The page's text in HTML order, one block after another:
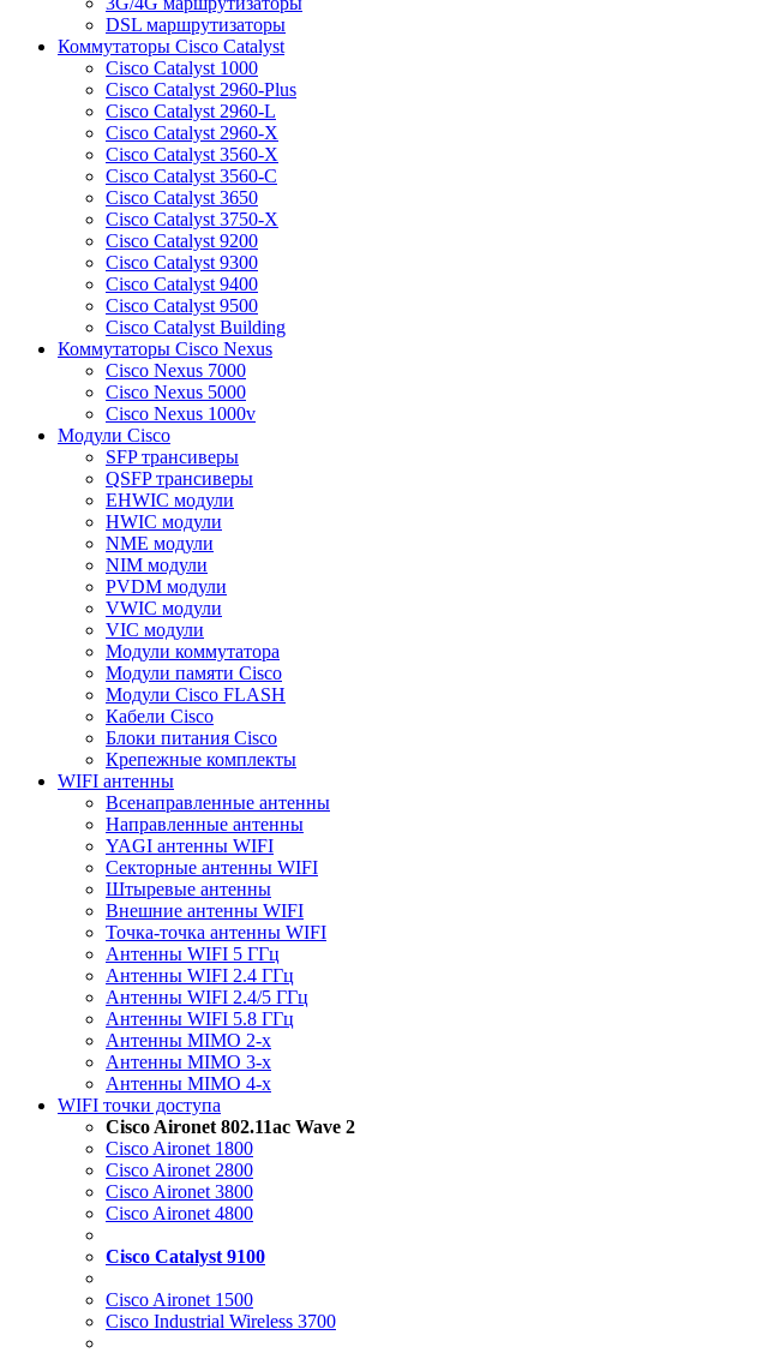
DSL маршрутизаторы
Коммутаторы Cisco Catalyst
Cisco Catalyst 1000
Cisco Catalyst 2960-Plus
Cisco Catalyst 2960-L
Cisco Catalyst 2960-X
Cisco Catalyst 3560-X
Cisco Catalyst 3560-C
Cisco Catalyst 3650
Cisco Catalyst 3750-X
Cisco Catalyst 9200
Cisco Catalyst 9300
Cisco Catalyst 9400
Cisco Catalyst 9500
Cisco Catalyst Building
Коммутаторы Cisco Nexus
Cisco Nexus 7000
Cisco Nexus 5000
Cisco Nexus 1000v
Модули Cisco
SFP трансиверы
QSFP трансиверы
EHWIC модули
HWIC модули
NME модули
NIM модули
PVDM модули
VWIC модули
VIC модули
Модули коммутатора
Модули памяти Cisco
Модули Cisco FLASH
Кабели Cisco
Блоки питания Cisco
Крепежные комплекты
WIFI антенны
Всенаправленные антенны
Направленные антенны
YAGI антенны WIFI
Секторные антенны WIFI
Штыревые антенны
Внешние антенны WIFI
Точка-точка антенны WIFI
Антенны WIFI 5 ГГц
Антенны WIFI 2.4 ГГц
Антенны WIFI 2.4/5 ГГц
Антенны WIFI 5.8 ГГц
Антенны MIMO 2-x
Антенны MIMO 3-x
Антенны MIMO 4-x
WIFI точки доступа
Cisco Aironet 802.11ac Wave 2
Cisco Aironet 1800
Cisco Aironet 2800
Cisco Aironet 3800
Cisco Aironet 4800
Cisco Catalyst 9100
Cisco Aironet 1500
Cisco Industrial Wireless 3700